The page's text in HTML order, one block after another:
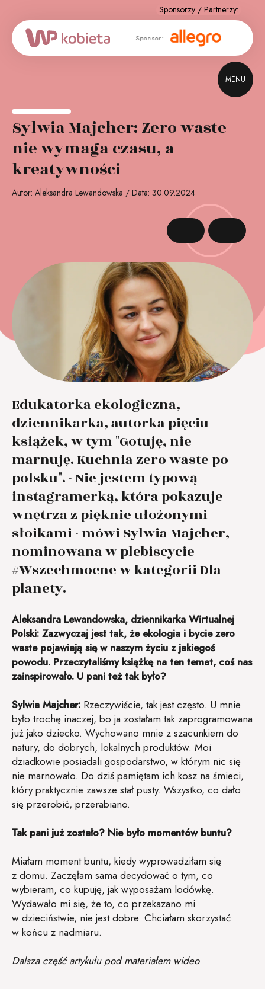
Sponsor:
MENU
Sylwia Majcher: Zero waste
nie wymaga czasu, a
kreatywności
Autor: Aleksandra Lewandowska / Data: 30.09.2024
Edukatorka ekologiczna,
dziennikarka, autorka pięciu
książek, w tym "Gotuję, nie
marnuję. Kuchnia zero waste po
polsku". - Nie jestem typową
instagramerką, która pokazuje
wnętrza z pięknie ułożonymi
słoikami - mówi Sylwia Majcher,
nominowana w plebiscycie
#Wszechmocne w kategorii Dla
planety.
Aleksandra Lewandowska, dziennikarka Wirtualnej
Polski: Zazwyczaj jest tak, że ekologia i bycie zero
waste pojawiają się w naszym życiu z jakiegoś
powodu. Przeczytaliśmy książkę na ten temat, coś nas
zainspirowało. U pani też tak było?
Sylwia Majcher: Rzeczywiście, tak jest często. U mnie
było trochę inaczej, bo ja zostałam tak zaprogramowana
już jako dziecko. Wychowano mnie z szacunkiem do
natury, do dobrych, lokalnych produktów. Moi
dziadkowie posiadali gospodarstwo, w którym nic się
nie marnowało. Do dziś pamiętam ich kosz na śmieci,
który praktycznie zawsze stał pusty. Wszystko, co dało
się przerobić, przerabiano.
Tak pani już zostało? Nie było momentów buntu?
Miałam moment buntu, kiedy wyprowadziłam się
z domu. Zaczęłam sama decydować o tym, co
wybieram, co kupuję, jak wyposażam lodówkę.
Wydawało mi się, że to, co przekazano mi
w dzieciństwie, nie jest dobre. Chciałam skorzystać
w końcu z nadmiaru.
Dalsza część artykułu pod materiałem wideo